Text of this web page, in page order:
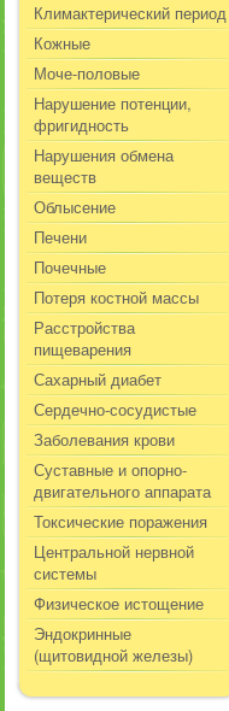
Климактерический период
Кожные
Моче-половые
Нарушение потенции,
фригидность
Нарушения обмена
веществ
Облысение
Печени
Почечные
Потеря костной массы
Расстройства
пищеварения
Сахарный диабет
Сердечно-сосудистые
Заболевания крови
Суставные и опорно-
двигательного аппарата
Токсические поражения
Центральной нервной
системы
Физическое истощение
Эндокринные
(щитовидной железы)